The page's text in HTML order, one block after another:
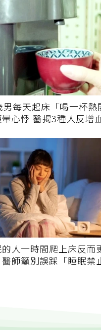
每天起床「喝一杯熱
心悸 醫揭3種人反增
人一時間爬上床反而
師籲別誤踩「睡眠禁